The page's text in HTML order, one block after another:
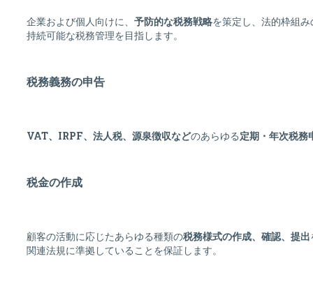
企業および個人向けに、 予防的な税務戦略を策定し、法的枠組
持続可能な税務管理を目指します。
税務義務の申告
VAT、IRPF、法人税、源泉徴収などのあらゆる定期・年次税務
税金の作成
顧客の活動に応じたあらゆる種類の税務様式の作成、確認、提出
関連法規に準拠していることを保証します。